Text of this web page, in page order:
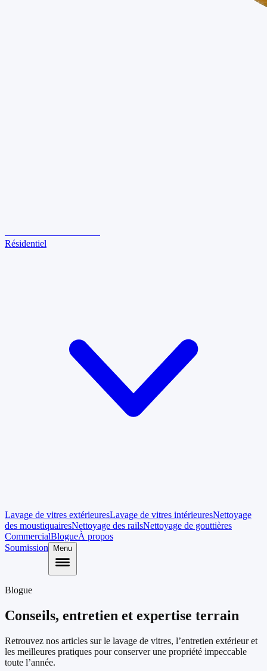
Résidentiel
Lavage de vitres extérieuresLavage de vitres intérieuresNettoyage
des moustiquairesNettoyage des railsNettoyage de gouttières
CommercialBlogueÀ propos
Soumission
Menu
Blogue
Conseils, entretien et expertise terrain
Retrouvez nos articles sur le lavage de vitres, l’entretien extérieur et
les meilleures pratiques pour conserver une propriété impeccable
toute l’année.